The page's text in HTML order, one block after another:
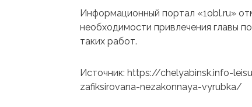
Информационный портал «1obl.ru»
необходимости привлечения главы
таких работ.
Источник: https://chelyabinsk.info-
zafiksirovana-nezakonnaya-vyrubka/